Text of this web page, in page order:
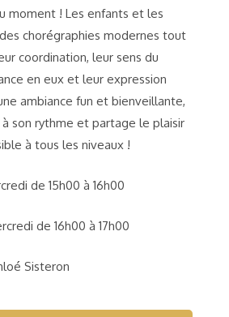
moment ! Les enfants et les
chorégraphies modernes tout
coordination, leur sens du
en eux et leur expression
ambiance fun et bienveillante,
son rythme et partage le plaisir
à tous les niveaux !
de 15h00 à 16h00
de 16h00 à 17h00
Sisteron